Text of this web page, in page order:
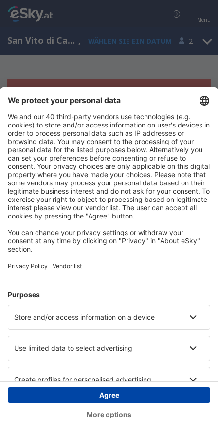
Menü
San Vito di Cadore, Veneto, Italien , WÄHLEN SIE EIN DATUM 2
Es tut uns leid, wir können keine
Ergebnisse aufzeigen
Bitte starten Sie Ihre Suche erneut mit anderen Suchkriterien.
Copyright © eSky.at. Alle Rechte vorbehalten.